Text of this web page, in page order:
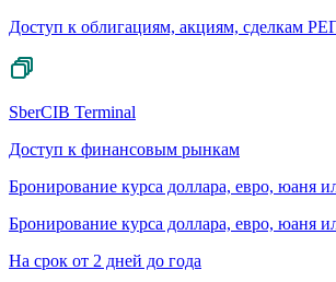
Доступ к облигациям, акциям, сделкам
SberCIB Terminal
Доступ к финансовым рынкам
Бронирование курса доллара, евро, юаня
Бронирование курса доллара, евро, юаня
На срок от 2 дней до года